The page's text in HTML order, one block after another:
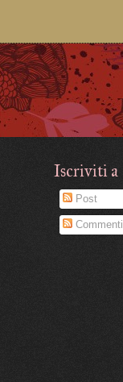
Iscriviti a
Post
Commenti